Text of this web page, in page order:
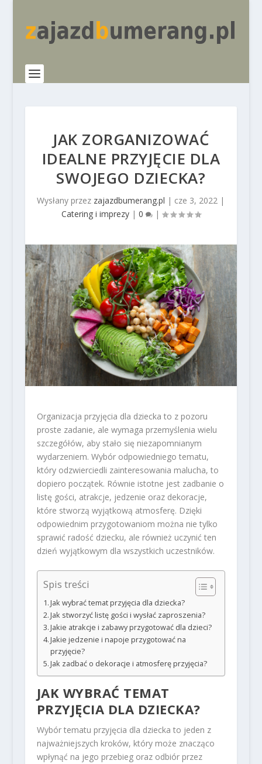
JAK ZORGANIZOWAĆ
IDEALNE PRZYJĘCIE DLA
SWOJEGO DZIECKA?
Wysłany przez zajazdbumerang.pl | cze 3, 2022 |
Catering i imprezy| 0 |
Organizacja przyjęcia dla dziecka to z pozoru
proste zadanie, ale wymaga przemyślenia wielu
szczegółów, aby stało się niezapomnianym
wydarzeniem. Wybór odpowiedniego tematu,
który odzwierciedli zainteresowania malucha, to
dopiero początek. Równie istotne jest zadbanie o
listę gości, atrakcje, jedzenie oraz dekoracje,
które stworzą wyjątkową atmosferę. Dzięki
odpowiednim przygotowaniom można nie tylko
sprawić radość dziecku, ale również uczynić ten
dzień wyjątkowym dla wszystkich uczestników.
Spis treści
Jak wybrać temat przyjęcia dla dziecka?
Jak stworzyć listę gości i wysłać zaproszenia?
Jakie atrakcje i zabawy przygotować dla dzieci?
Jakie jedzenie i napoje przygotować na
przyjęcie?
Jak zadbać o dekoracje i atmosferę przyjęcia?
JAK WYBRAĆ TEMAT
PRZYJĘCIA DLA DZIECKA?
Wybór tematu przyjęcia dla dziecka to jeden z
najważniejszych kroków, który może znacząco
wpłynąć na jego przebieg oraz odbiór przez